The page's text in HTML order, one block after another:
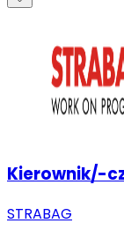
Kierownik/-
STRABAG